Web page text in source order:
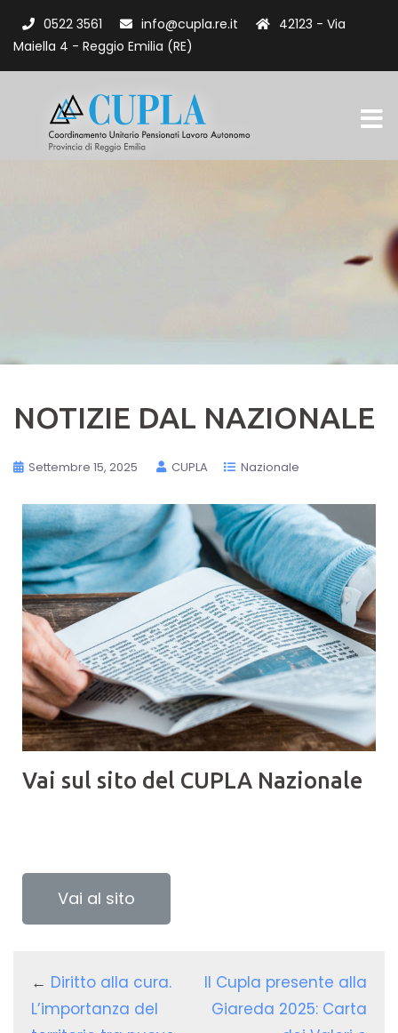
0522 3561 info@cupla.re.it
42123 - Via
Maiella 4 - Reggio Emilia (RE)
NOTIZIE DAL NAZIONALE
Settembre 15, 2025 CUPLA Nazionale
Vai sul sito del CUPLA Nazionale
Vai al sito
← Diritto alla cura.
L’importanza del
Il Cupla presente alla
Giareda 2025: Carta